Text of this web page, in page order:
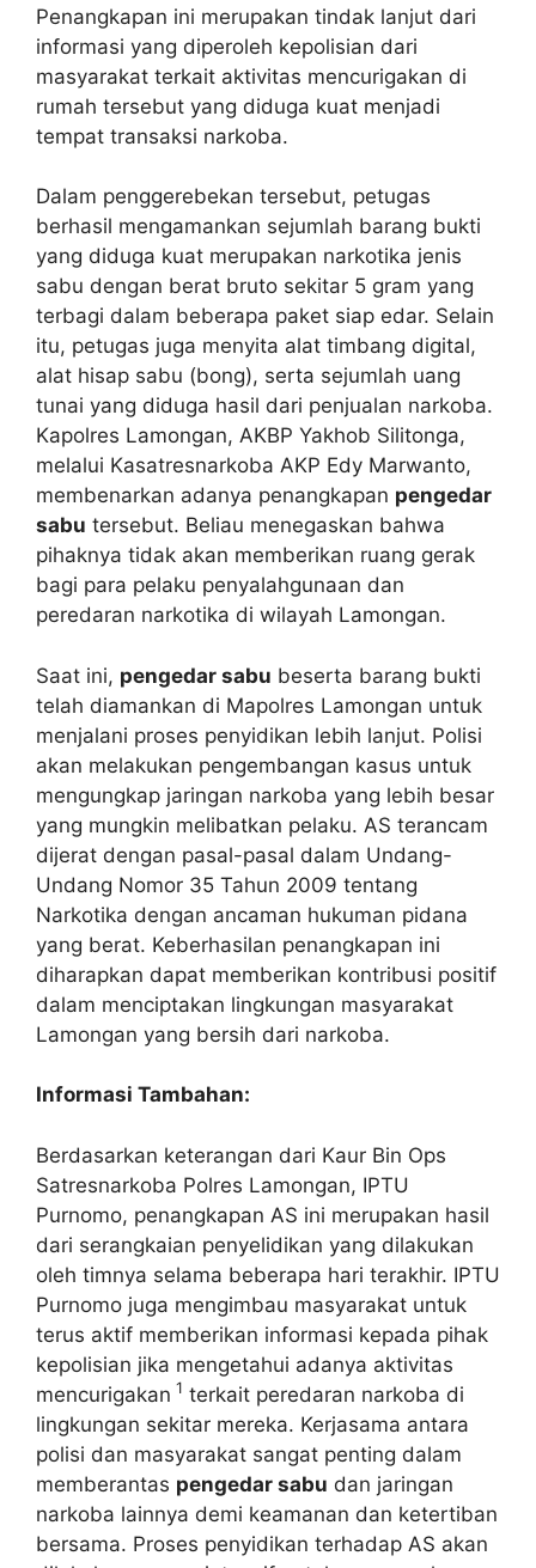
Penangkapan ini merupakan tindak lanjut dari
informasi yang diperoleh kepolisian dari
masyarakat terkait aktivitas mencurigakan di
rumah tersebut yang diduga kuat menjadi
tempat transaksi narkoba.
Dalam penggerebekan tersebut, petugas
berhasil mengamankan sejumlah barang bukti
yang diduga kuat merupakan narkotika jenis
sabu dengan berat bruto sekitar 5 gram yang
terbagi dalam beberapa paket siap edar. Selain
itu, petugas juga menyita alat timbang digital,
alat hisap sabu (bong), serta sejumlah uang
tunai yang diduga hasil dari penjualan narkoba.
Kapolres Lamongan, AKBP Yakhob Silitonga,
melalui Kasatresnarkoba AKP Edy Marwanto,
membenarkan adanya penangkapan pengedar
sabu tersebut. Beliau menegaskan bahwa
pihaknya tidak akan memberikan ruang gerak
bagi para pelaku penyalahgunaan dan
peredaran narkotika di wilayah Lamongan.
Saat ini, pengedar sabu beserta barang bukti
telah diamankan di Mapolres Lamongan untuk
menjalani proses penyidikan lebih lanjut. Polisi
akan melakukan pengembangan kasus untuk
mengungkap jaringan narkoba yang lebih besar
yang mungkin melibatkan pelaku. AS terancam
dijerat dengan pasal-pasal dalam Undang-
Undang Nomor 35 Tahun 2009 tentang
Narkotika dengan ancaman hukuman pidana
yang berat. Keberhasilan penangkapan ini
diharapkan dapat memberikan kontribusi positif
dalam menciptakan lingkungan masyarakat
Lamongan yang bersih dari narkoba.
Informasi Tambahan:
Berdasarkan keterangan dari Kaur Bin Ops
Satresnarkoba Polres Lamongan, IPTU
Purnomo, penangkapan AS ini merupakan hasil
dari serangkaian penyelidikan yang dilakukan
oleh timnya selama beberapa hari terakhir. IPTU
Purnomo juga mengimbau masyarakat untuk
terus aktif memberikan informasi kepada pihak
kepolisian jika mengetahui adanya aktivitas
mencurigakan 1 terkait peredaran narkoba di
lingkungan sekitar mereka. Kerjasama antara
polisi dan masyarakat sangat penting dalam
memberantas pengedar sabu dan jaringan
narkoba lainnya demi keamanan dan ketertiban
bersama. Proses penyidikan terhadap AS akan